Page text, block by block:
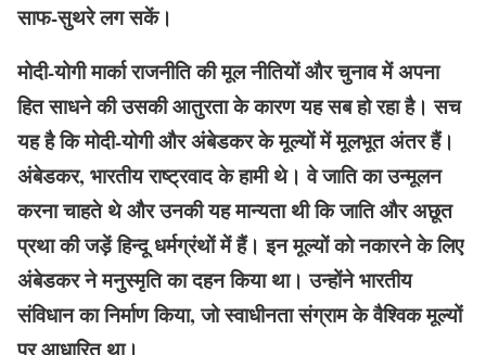
साफ-सुथरे लग सकें।
मोदी-योगी मार्का राजनीति की मूल नीतियों और चुनाव में अपना
हित साधने की उसकी आतुरता के कारण यह सब हो रहा है। सच
यह है कि मोदी-योगी और अंबेडकर के मूल्यों में मूलभूत अंतर हैं।
अंबेडकर, भारतीय राष्ट्रवाद के हामी थे। वे जाति का उन्मूलन
करना चाहते थे और उनकी यह मान्यता थी कि जाति और अछूत
प्रथा की जड़ें हिन्दू धर्मग्रंथों में हैं। इन मूल्यों को नकारने के लिए
अंबेडकर ने मनुस्मृति का दहन किया था। उन्होंने भारतीय
संविधान का निर्माण किया, जो स्वाधीनता संग्राम के वैश्विक मूल्यों